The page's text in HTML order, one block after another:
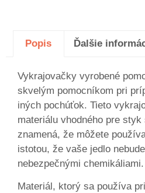
Popis Ďalšie
Vykrajovačky vyrobené
skvelým pomocníkom pri
iných pochúťok. Tieto
materiálu vhodného pre
znamená, že môžete
istotou, že vaše jedlo
nebezpečnými chemikáliami.
Materiál, ktorý sa používa